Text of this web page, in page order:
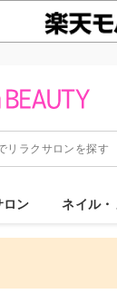
ロン ネイル